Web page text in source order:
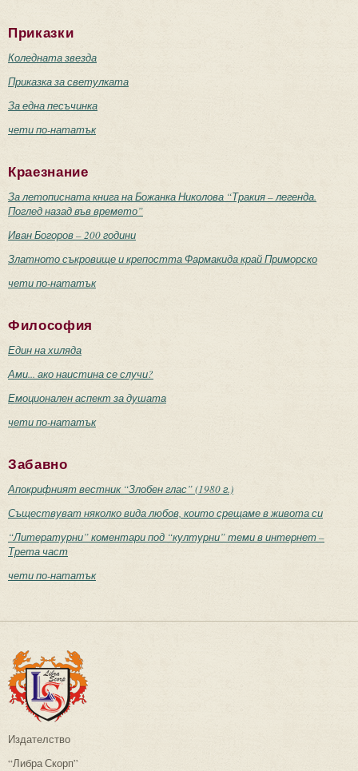
Приказки
Коледната звезда
Приказка за светулката
За една песъчинка
чети по-нататък
Краезнание
За летописната книга на Божанка Николова “Тракия – легенда.
Поглед назад във времето”
Иван Богоров – 200 години
Златното съкровище и крепостта Фармакида край Приморско
чети по-нататък
Философия
Един на хиляда
Ами... ако наистина се случи?
Емоционален аспект за душата
чети по-нататък
Забавно
Апокрифният вестник “Злобен глас” (1980 г.)
Съществуват няколко вида любов, които срещаме в живота си
“Литературни” коментари под “културни” теми в интернет –
Трета част
чети по-нататък
Издателство
“Либра Скорп”